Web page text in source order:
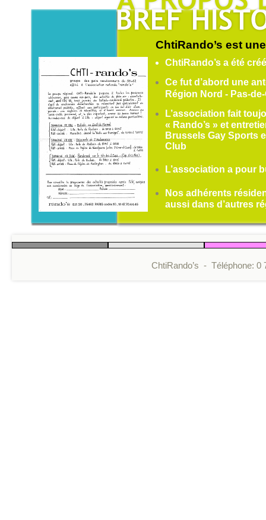
ChtiRando’s - Téléphone:
ChtiRando’s a été
Ce fut d’abord une
Région Nord - Pas-
L’association fait
« Rando’s » et
Brussels Gay Sports
Club
L’association a pour
Nos adhérents
aussi dans d’autres
ChtiRando’s est